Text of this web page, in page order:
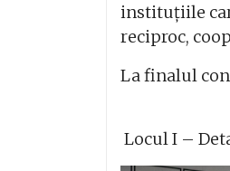
instituțiile
reciproc,
La finalul
Locul I –